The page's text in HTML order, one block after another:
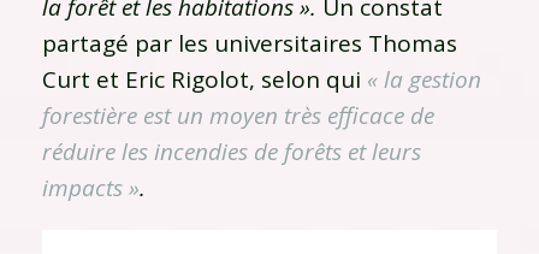
la forêt et les habitations ». Un constat
partagé par les universitaires Thomas
Curt et Eric Rigolot, selon qui « la gestion
forestière est un moyen très efficace de
réduire les incendies de forêts et leurs
impacts ».